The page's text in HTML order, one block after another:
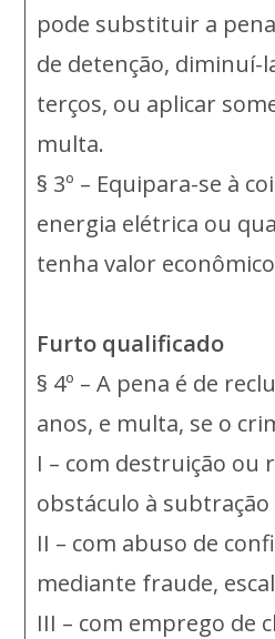
pode substituir a
de detenção, diminuí-
terços, ou aplicar
multa.
§ 3º – Equipara-se à
energia elétrica ou
tenha valor
Furto qualificado
§ 4º – A pena é de
anos, e multa, se o
I – com destruição ou
obstáculo à subtração
II – com abuso de
mediante fraude,
III – com emprego de